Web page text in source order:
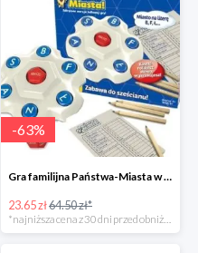
-63%
Gra familijna Państwa-Miasta w super cenie
23.65 zł64.50 zł*
*najniższa cena z 30 dni przed obniżką